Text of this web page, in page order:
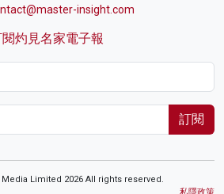
insight.com
灼見名家電子報
訂閱
Limited 2026 All rights reserved.
私隱政策